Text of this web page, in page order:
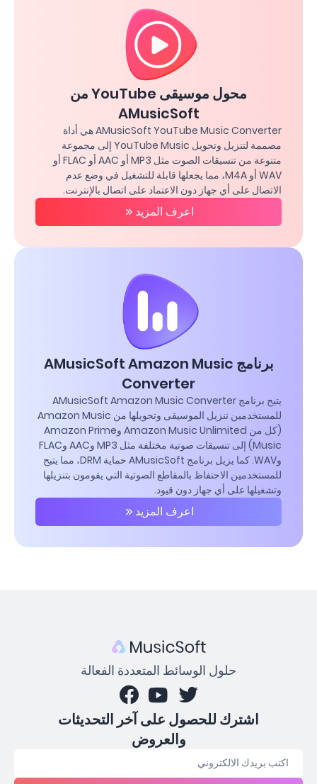
محول موسيقى YouTube من
AMusicSoft
AMusicSoft YouTube Music Converter هي أداة
مصممة لتنزيل وتحويل YouTube Music إلى مجموعة
متنوعة من تنسيقات الصوت مثل MP3 أو AAC أو FLAC أو
WAV أو M4A، مما يجعلها قابلة للتشغيل في وضع عدم
الاتصال على أي جهاز دون الاعتماد على اتصال بالإنترنت.
اعرف المزيد
برنامج AMusicSoft Amazon Music
Converter
يتيح برنامج AMusicSoft Amazon Music Converter
للمستخدمين تنزيل الموسيقى وتحويلها من Amazon Music
(كل من Amazon Music Unlimited وAmazon Prime
Music) إلى تنسيقات صوتية مختلفة مثل MP3 وAAC وFLAC
وWAV. كما يزيل برنامج AMusicSoft حماية DRM، مما يتيح
للمستخدمين الاحتفاظ بالمقاطع الصوتية التي يقومون بتنزيلها
وتشغيلها على أي جهاز دون قيود.
اعرف المزيد
حلول الوسائط المتعددة الفعالة
اشترك للحصول على آخر التحديثات
والعروض